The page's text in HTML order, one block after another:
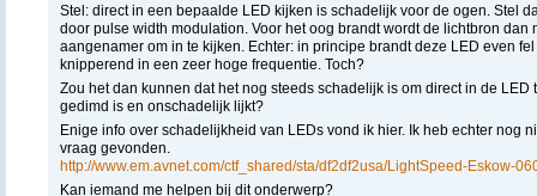
Stel: direct in een bepaalde LED kijken is schadelijk voor de ogen. Stel
door pulse width modulation. Voor het oog brandt wordt de lichtbron dan
aangenamer om in te kijken. Echter: in principe brandt deze LED even
knipperend in een zeer hoge frequentie. Toch?
Zou het dan kunnen dat het nog steeds schadelijk is om direct in de LED
gedimd is en onschadelijk lijkt?
Enige info over schadelijkheid van LEDs vond ik hier. Ik heb echter nog
vraag gevonden.
http://www.em.avnet.com/ctf_shared/sta/df2df2usa/LightSpeed-Eskow-
Kan iemand me helpen bij dit onderwerp?